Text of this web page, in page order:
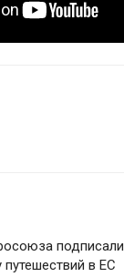
подписали
в ЕС